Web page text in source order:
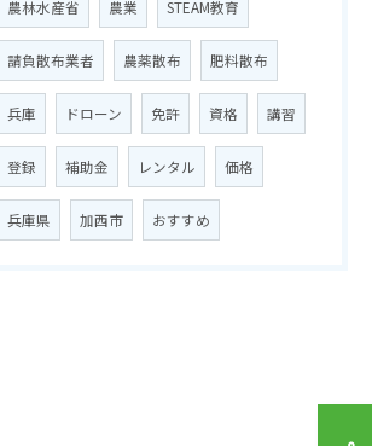
農林水産省 農業 STEAM教育
請負散布業者 農薬散布 肥料散布
兵庫 ドローン 免許 資格 講習
登録 補助金 レンタル 価格
兵庫県 加西市 おすすめ